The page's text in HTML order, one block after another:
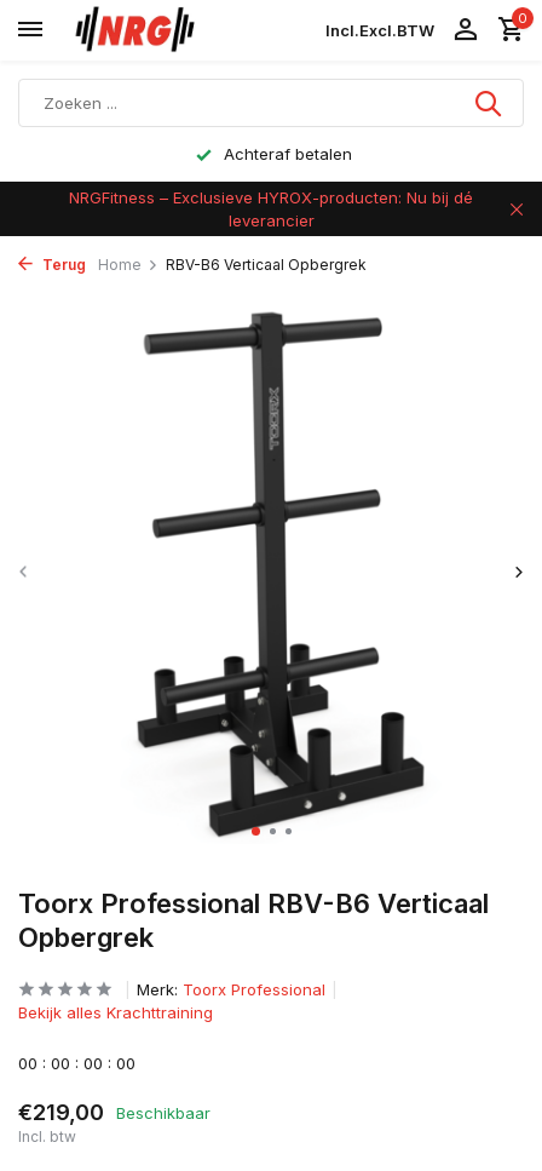
Incl.Excl.BTW
0
Achteraf betalen
NRGFitness – Exclusieve HYROX-producten: Nu bij dé
leverancier
Terug Home RBV-B6 Verticaal Opbergrek
Toorx Professional RBV-B6 Verticaal
Opbergrek
Merk: Toorx Professional
Bekijk alles Krachttraining
00 : 00 : 00 : 00
€219,00 Beschikbaar
Incl. btw